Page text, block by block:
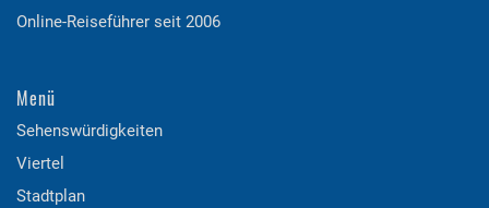
Online-Reiseführer seit 2006
Menü
Sehenswürdigkeiten
Viertel
Stadtplan